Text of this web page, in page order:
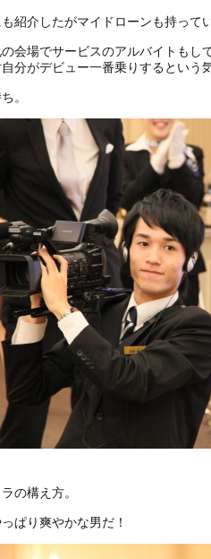
紹介したがマイドローンも持って
会場でサービスのアルバイトもし
分がデビュー一番乗りするという
。
の構え方。
ぱり爽やかな男だ！